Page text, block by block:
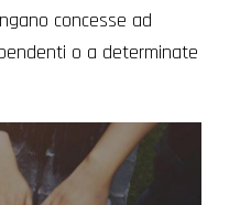
concesse ad
o a determinate